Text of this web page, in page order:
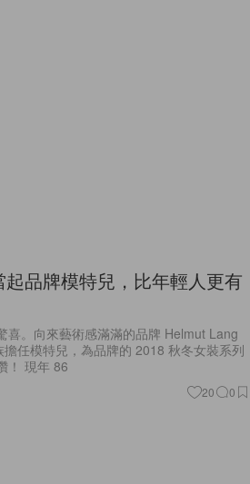
品牌模特兒，比年輕人更有
喜。向來藝術感滿滿的品牌 Helmut Lang
擔任模特兒，為品牌的 2018 秋冬女裝系列
！ 現年 86
20 0